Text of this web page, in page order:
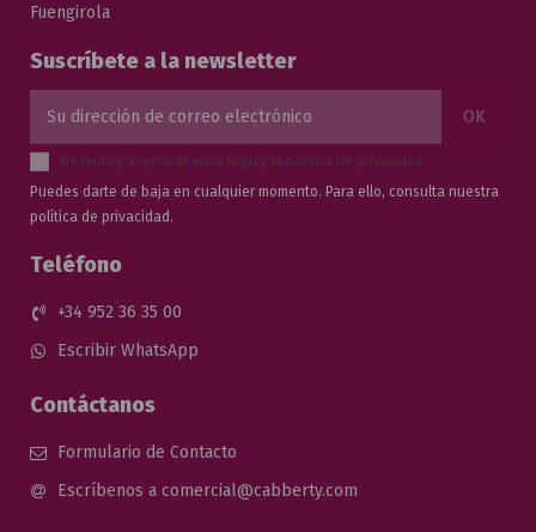
Fuengirola
Suscríbete a la newsletter
He leído y acepto el aviso legal y la política de privacidad .
Puedes darte de baja en cualquier momento. Para ello, consulta nuestra
política de privacidad.
Teléfono
+34 952 36 35 00
Escribir WhatsApp
Contáctanos
Formulario de Contacto
Escríbenos a comercial@cabberty.com